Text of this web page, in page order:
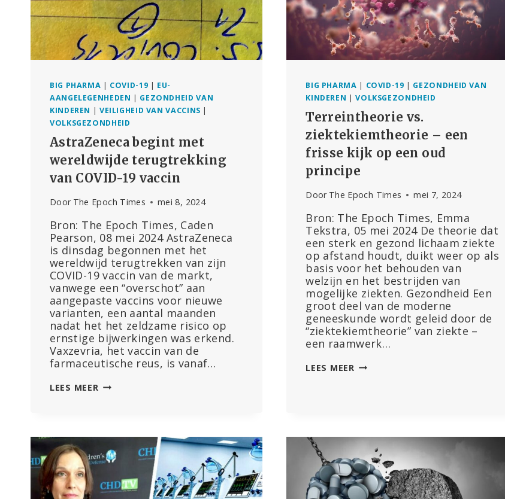
BIG PHARMA | COVID-19 | EU-
AANGELEGENHEDEN | GEZONDHEID VAN
KINDEREN | VEILIGHEID VAN VACCINS |
VOLKSGEZONDHEID
AstraZeneca begint met
wereldwijde terugtrekking
van COVID-19 vaccin
Door The Epoch Times mei 8, 2024
Bron: The Epoch Times, Caden
Pearson, 08 mei 2024 AstraZeneca
is dinsdag begonnen met het
wereldwijd terugtrekken van zijn
COVID-19 vaccin van de markt,
vanwege een “overschot” aan
aangepaste vaccins voor nieuwe
varianten, een aantal maanden
nadat het het zeldzame risico op
ernstige bijwerkingen was erkend.
Vaxzevria, het vaccin van de
farmaceutische reus, is vanaf…
LEES MEER ASTRAZENECA
TERUGTREKKING
VAN
COVID-
VACCIN
BIG PHARMA | COVID-19 | GEZONDHEID VAN
KINDEREN |VOLKSGEZONDHEID
Terreintheorie vs.
ziektekiemtheorie – een
frisse kijk op een oud
principe
Door The Epoch Times mei 7, 2024
Bron: The Epoch Times, Emma
Tekstra, 05 mei 2024 De theorie dat
een sterk en gezond lichaam ziekte
op afstand houdt, duikt weer op als
basis voor het behouden van
welzijn en het bestrijden van
mogelijke ziekten. Gezondheid Een
groot deel van de moderne
geneeskunde wordt geleid door de
“ziektekiemtheorie” van ziekte –
een raamwerk…
LEES MEER TERREINTHEORIE
KIJK
OP
EEN
OUD
PRINCIPE